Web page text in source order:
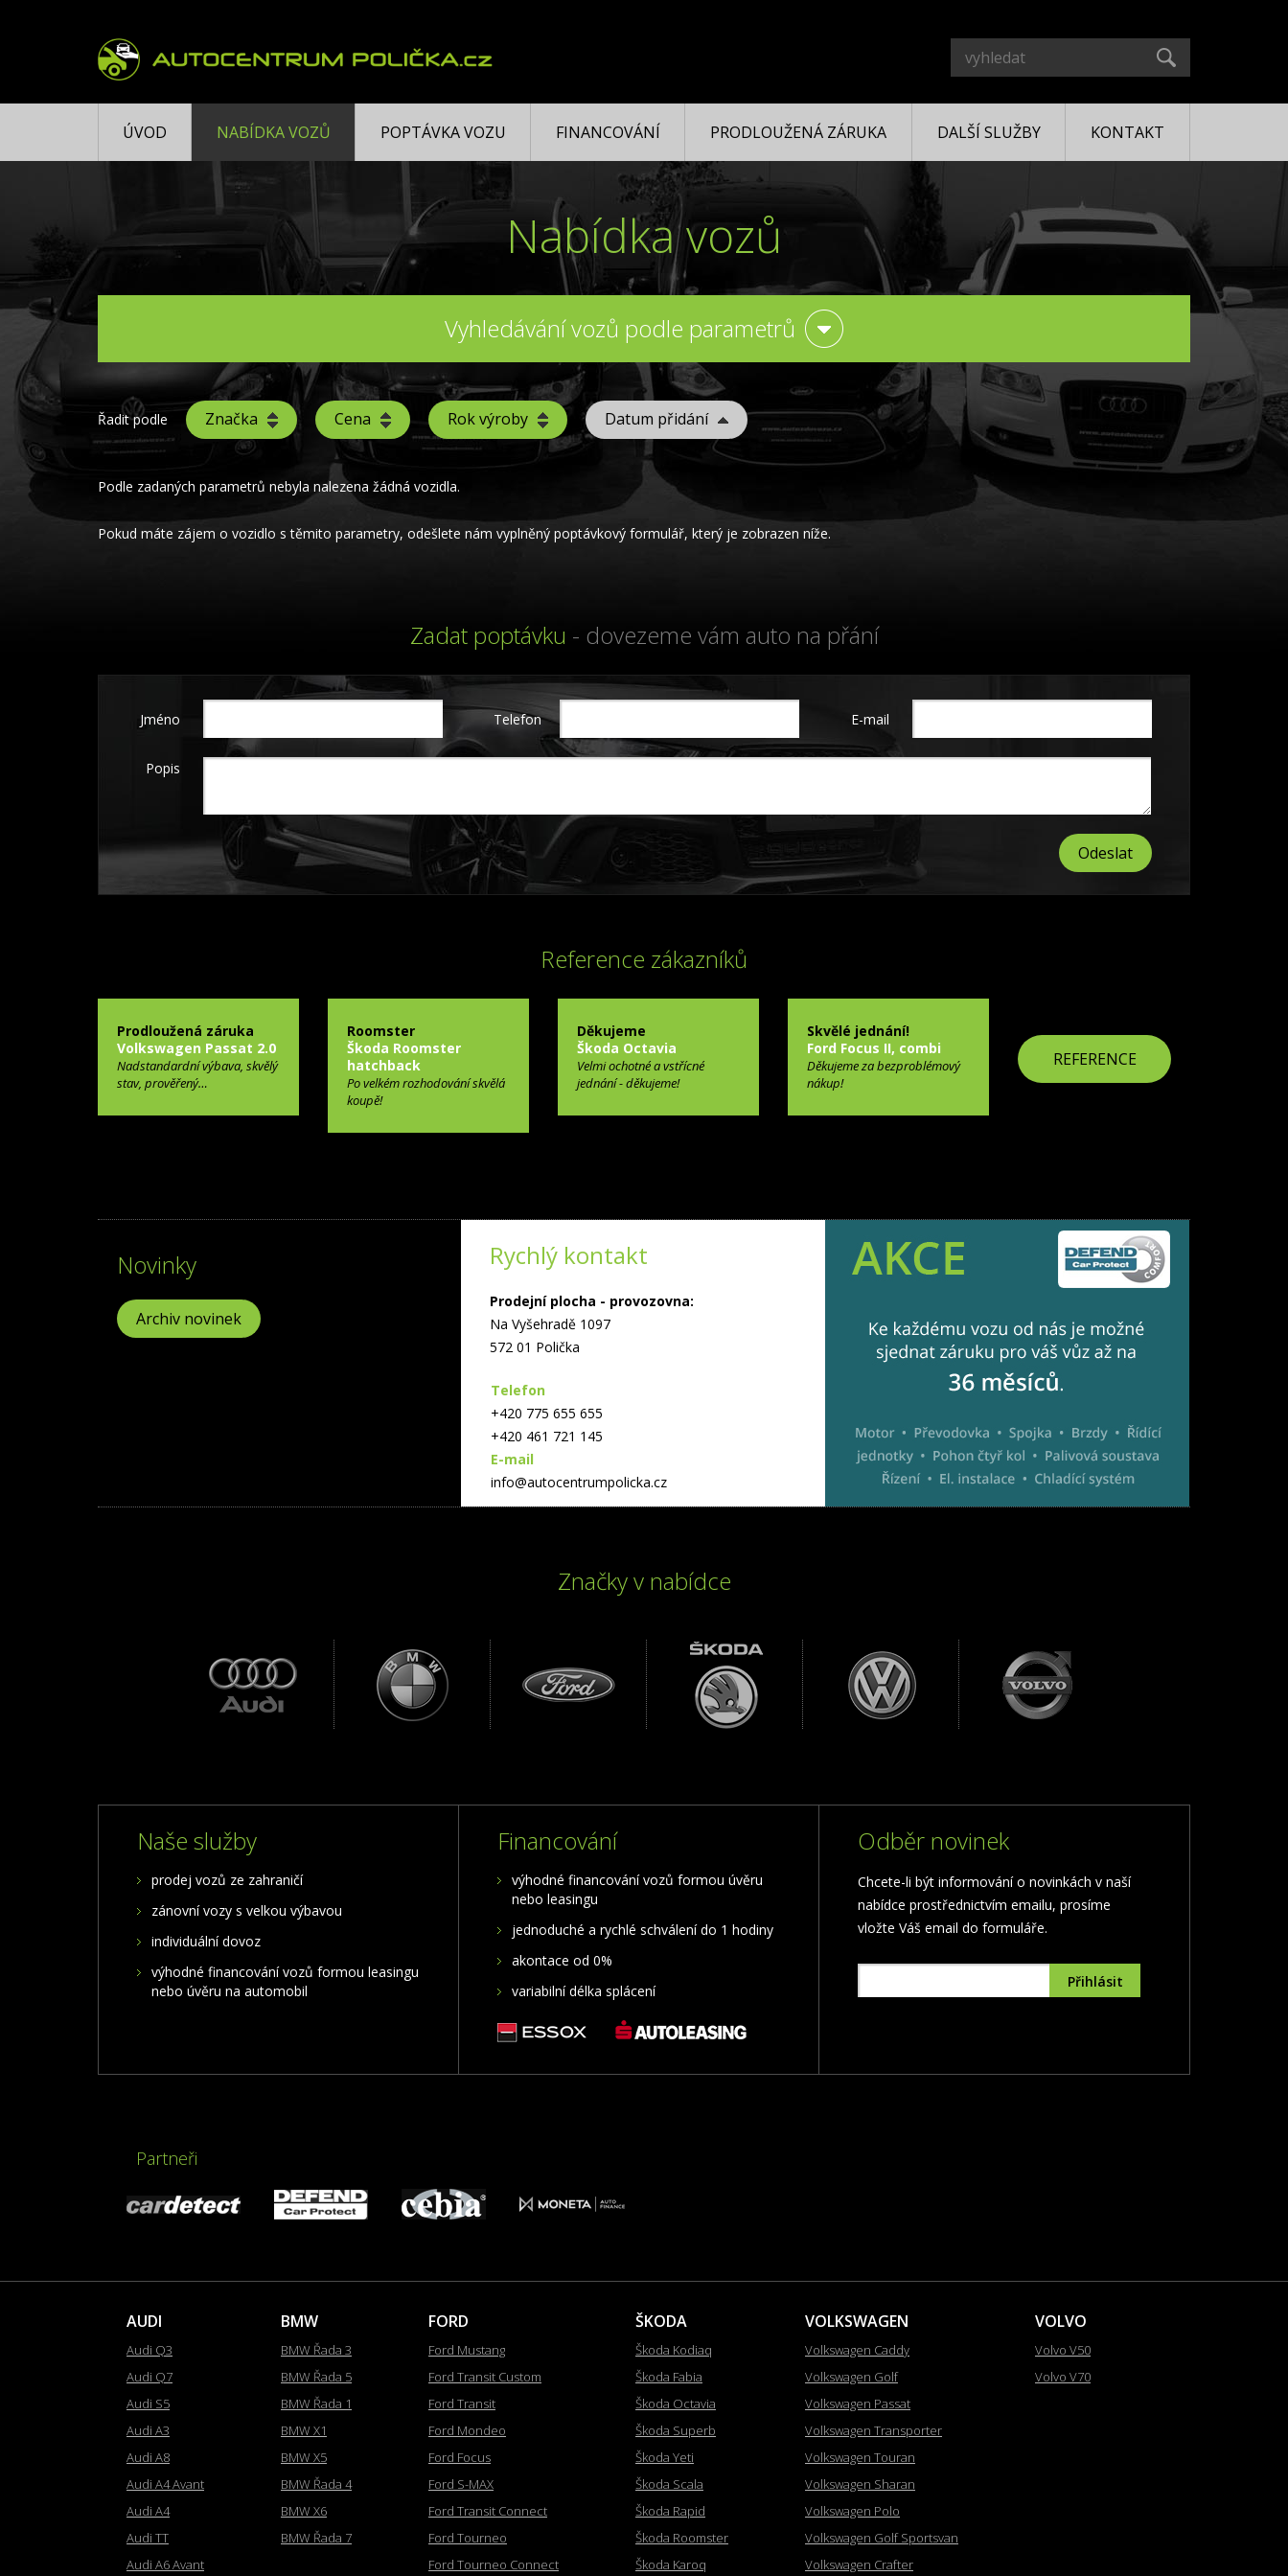
ÚVOD NABÍDKA VOZŮ POPTÁVKA VOZU FINANCOVÁNÍ PRODLOUŽENÁ ZÁRUKA DALŠÍ SLUŽBY KONTAKT
Nabídka vozů
Vyhledávání vozů podle parametrů
Řadit podle Značka Cena Rok výroby Datum přidání
Podle zadaných parametrů nebyla nalezena žádná vozidla.
Pokud máte zájem o vozidlo s těmito parametry, odešlete nám vyplněný poptávkový formulář, který je zobrazen níže.
Zadat poptávku - dovezeme vám auto na přání
Jméno Telefon E-mail
Popis
Reference zákazníků
Prodloužená záruka
Volkswagen Passat 2.0
Nadstandardní výbava, skvělý
stav, prověřený…
Roomster
Škoda Roomster
hatchback
Po velkém rozhodování skvělá
koupě!
Děkujeme
Škoda Octavia
Velmi ochotné a vstřícné
jednání - děkujeme!
Skvělé jednání!
Ford Focus II, combi
Děkujeme za bezproblémový
nákup!
REFERENCE
Novinky
Archiv novinek
Rychlý kontakt
Prodejní plocha - provozovna:
Na Vyšehradě 1097
572 01 Polička
Telefon
+420 775 655 655
+420 461 721 145
E-mail
info@autocentrumpolicka.cz
Značky v nabídce
Naše služby
prodej vozů ze zahraničí
zánovní vozy s velkou výbavou
individuální dovoz
výhodné financování vozů formou leasingu
nebo úvěru na automobil
Financování
výhodné financování vozů formou úvěru
nebo leasingu
jednoduché a rychlé schválení do 1 hodiny
akontace od 0%
variabilní délka splácení
Odběr novinek
Chcete-li být informování o novinkách v naší
nabídce prostřednictvím emailu, prosíme
vložte Váš email do formuláře.
Partneři
AUDI
Audi Q3
Audi Q7
Audi S5
Audi A3
Audi A8
Audi A4 Avant
Audi A4
Audi TT
Audi A6 Avant
BMW
BMW Řada 3
BMW Řada 5
BMW Řada 1
BMW X1
BMW X5
BMW Řada 4
BMW X6
BMW Řada 7
FORD
Ford Mustang
Ford Transit Custom
Ford Transit
Ford Mondeo
Ford Focus
Ford S-MAX
Ford Transit Connect
Ford Tourneo
Ford Tourneo Connect
ŠKODA
Škoda Kodiaq
Škoda Fabia
Škoda Octavia
Škoda Superb
Škoda Yeti
Škoda Scala
Škoda Rapid
Škoda Roomster
Škoda Karoq
VOLKSWAGEN
Volkswagen Caddy
Volkswagen Golf
Volkswagen Passat
Volkswagen Transporter
Volkswagen Touran
Volkswagen Sharan
Volkswagen Polo
Volkswagen Golf Sportsvan
Volkswagen Crafter
VOLVO
Volvo V50
Volvo V70